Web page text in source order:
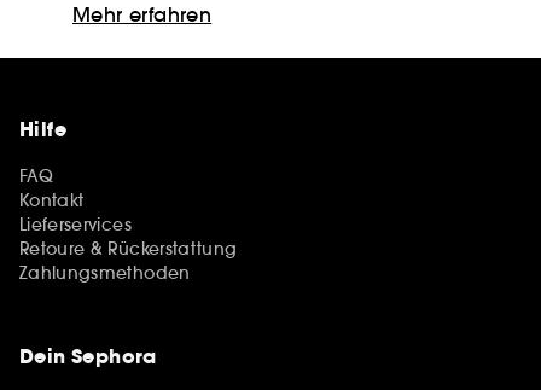
Mehr erfahren
Hilfe
FAQ
Kontakt
Lieferservices
Retoure & Rückerstattung
Zahlungsmethoden
Dein Sephora